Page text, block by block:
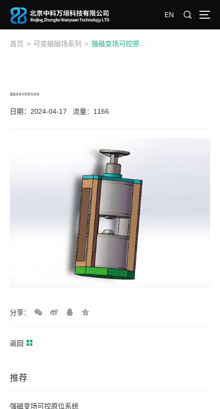
EN
首页 > 可变磁磁场系列 >
强磁变场可控原位系统
日期：2024-04-17 流量：1166
分享：
返回
推荐
强磁变场可控原位系统